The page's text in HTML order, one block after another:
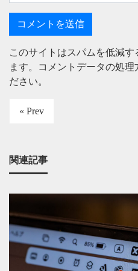
このサイトはスパムを低減す
ます。
コメントデータの処理
ださい。
« Prev
関連記事